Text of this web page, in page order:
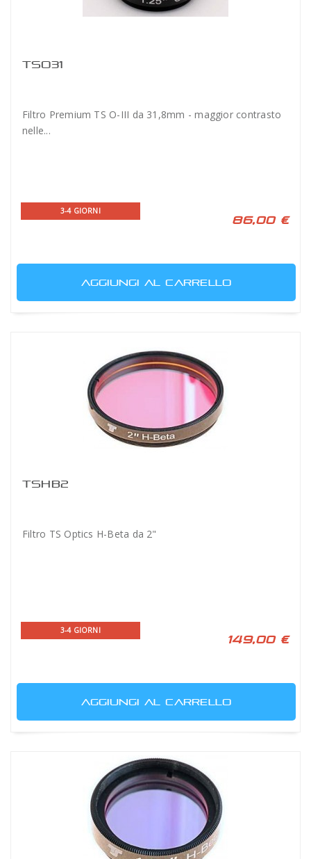
TSO31
Filtro Premium TS O-III da 31,8mm - maggior contrasto
nelle...
3-4 GIORNI
86,00 €
AGGIUNGI AL CARRELLO
TSHB2
Filtro TS Optics H-Beta da 2"
3-4 GIORNI
149,00 €
AGGIUNGI AL CARRELLO